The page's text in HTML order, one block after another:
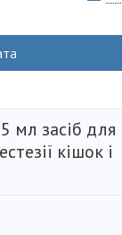
мл засіб для
кішок і